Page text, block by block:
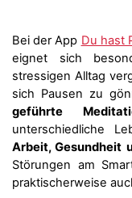
Bei der App Du hast
eignet sich
stressigen Alltag
sich Pausen zu
geführte
unterschiedliche
Arbeit, Gesundheit
Störungen am
praktischerweise